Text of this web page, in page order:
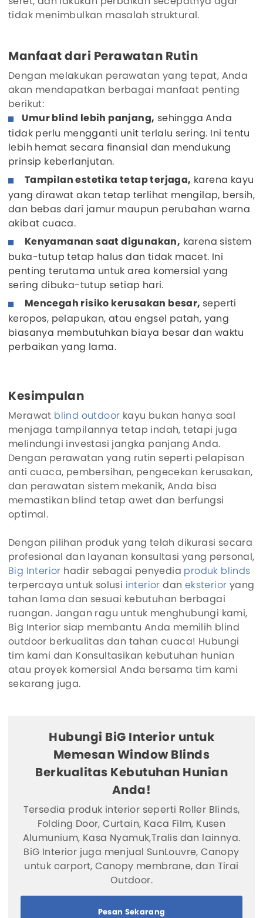
tidak menimbulkan masalah struktural.
Manfaat dari Perawatan Rutin
Dengan melakukan perawatan yang tepat, Anda
akan mendapatkan berbagai manfaat penting
berikut:
Umur blind lebih panjang, sehingga Anda
tidak perlu mengganti unit terlalu sering. Ini tentu
lebih hemat secara finansial dan mendukung
prinsip keberlanjutan.
Tampilan estetika tetap terjaga, karena kayu
yang dirawat akan tetap terlihat mengilap, bersih,
dan bebas dari jamur maupun perubahan warna
akibat cuaca.
Kenyamanan saat digunakan, karena sistem
buka-tutup tetap halus dan tidak macet. Ini
penting terutama untuk area komersial yang
sering dibuka-tutup setiap hari.
Mencegah risiko kerusakan besar, seperti
keropos, pelapukan, atau engsel patah, yang
biasanya membutuhkan biaya besar dan waktu
perbaikan yang lama.
Kesimpulan
Merawat blind outdoor kayu bukan hanya soal
menjaga tampilannya tetap indah, tetapi juga
melindungi investasi jangka panjang Anda.
Dengan perawatan yang rutin seperti pelapisan
anti cuaca, pembersihan, pengecekan kerusakan,
dan perawatan sistem mekanik, Anda bisa
memastikan blind tetap awet dan berfungsi
optimal.
Dengan pilihan produk yang telah dikurasi secara
profesional dan layanan konsultasi yang personal,
Big Interior hadir sebagai penyedia produk blinds
terpercaya untuk solusi interior dan eksterior yang
tahan lama dan sesuai kebutuhan berbagai
ruangan. Jangan ragu untuk menghubungi kami,
Big Interior siap membantu Anda memilih blind
outdoor berkualitas dan tahan cuaca! Hubungi
tim kami dan Konsultasikan kebutuhan hunian
atau proyek komersial Anda bersama tim kami
sekarang juga.
Hubungi BiG Interior untuk
Memesan Window Blinds
Berkualitas Kebutuhan Hunian
Anda!
Tersedia produk interior seperti Roller Blinds,
Folding Door, Curtain, Kaca Film, Kusen
Alumunium, Kasa Nyamuk,Tralis dan lainnya.
BiG Interior juga menjual SunLouvre, Canopy
untuk carport, Canopy membrane, dan Tirai
Outdoor.
Pesan Sekarang